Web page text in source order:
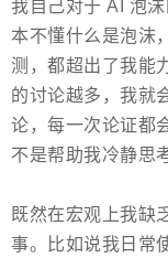
我自己对于 AI 泡
本不懂什么是泡沫
测，都超出了我能
的讨论越多，我就
论，每一次论证都
不是帮助我冷静思
既然在宏观上我缺
事。比如说我日常